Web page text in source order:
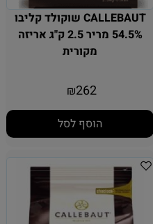
CALLEBAUT שוקולד קליבו
54.5% מריר 2.5 ק"ג אריזה
מקורית
₪262
הוסף לסל